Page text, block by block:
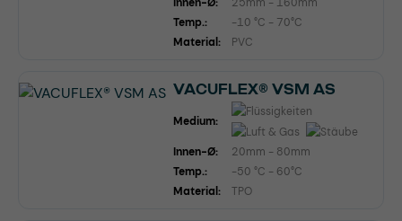
Temp.:
-10 °C - 70°C
Material:
PVC
VACUFLEX® VSM AS
Medium:
Innen-Ø:
20mm - 80mm
Temp.:
-50 °C - 60°C
Material:
TPO